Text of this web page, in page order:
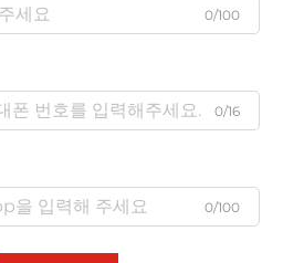
0/100
0/16
0/100